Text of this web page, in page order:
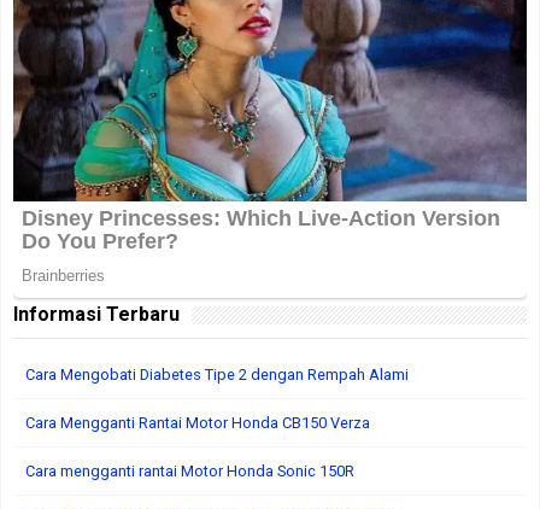
Informasi Terbaru
Cara Mengobati Diabetes Tipe 2 dengan Rempah Alami
Cara Mengganti Rantai Motor Honda CB150 Verza
Cara mengganti rantai Motor Honda Sonic 150R